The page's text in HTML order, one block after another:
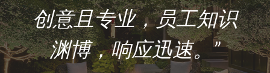
创意且专业，员工知识
渊博，响应迅速。”